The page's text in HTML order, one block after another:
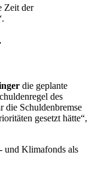
Zeit der
die geplante
des
die Schuldenbremse
gesetzt hätte“,
und Klimafonds als